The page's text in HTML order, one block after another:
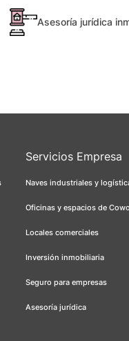
Asesoría jurídica
Servicios Empresa
Naves industriales y
Oficinas y espacios de
Locales comerciales
Inversión inmobiliaria
Seguro para empresas
Asesoría jurídica